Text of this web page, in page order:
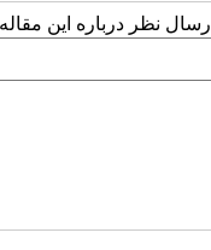
ارسال نظر درباره این